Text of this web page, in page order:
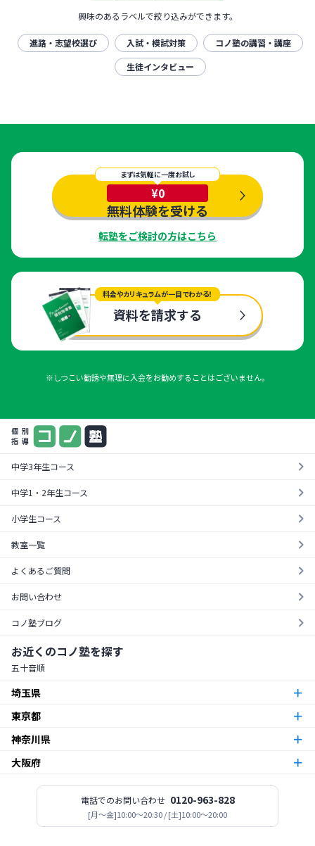
興味のあるラベルで絞り込みができます。
進路・志望校選び 入試・模試対策
コノ塾の講習・講座
生徒インタビュー
まずは気軽に一度お試し
¥0
無料体験を受ける
転塾をご検討の方はこちら
料金やカリキュラムが一目でわかる！
資料を請求する
※しつこい勧誘や無理に入会をお勧めすることはございません。
中学3年生コース
中学1・2年生コース
小学生コース
教室一覧
よくあるご質問
お問い合わせ
コノ塾ブログ
お近くのコノ塾を探す
五十音順
埼玉県
朝霞市
越谷市
志木校
新所沢校
東京都
東京23区
足立区
江戸川区 一之江校江戸川中央校小岩校平井校南篠崎校
神奈川県
厚木市
神木本町校新百合ヶ丘校中野島校南加瀬校武蔵新城校
小田急相模原校古淵校相模原校二本松校
大阪府
今福鶴見校北田辺校関目校西田辺校平野東校都島校
電話でのお問い合わせ 0120-963-828
[月〜金]10:00～20:30 / [土]10:00～20:00